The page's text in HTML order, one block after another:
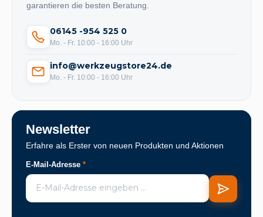
garantieren die besten Beratung.
06145 -954 525 0
Mo. - Fr. 10:00 - 16:00 Uhr
info@werkzeugstore24.de
Mo. - Fr. 10:00 - 16:00 Uhr
Newsletter
Erfahre als Erster von neuen Produkten und Aktionen
E-Mail-Adresse *